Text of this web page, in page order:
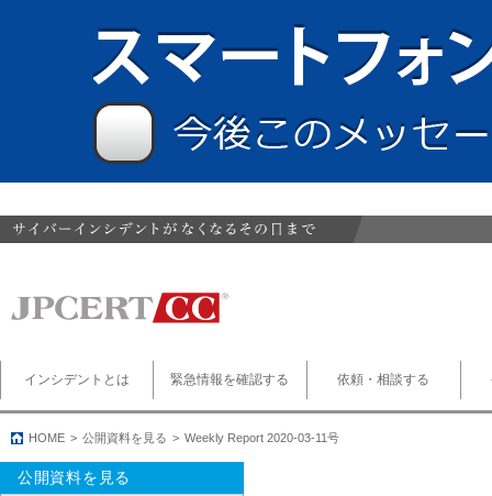
インシデントとは 緊急情報を確認する 依頼・相談する
HOME 公開資料を見る Weekly Report 2020-03-11号
公開資料を見る